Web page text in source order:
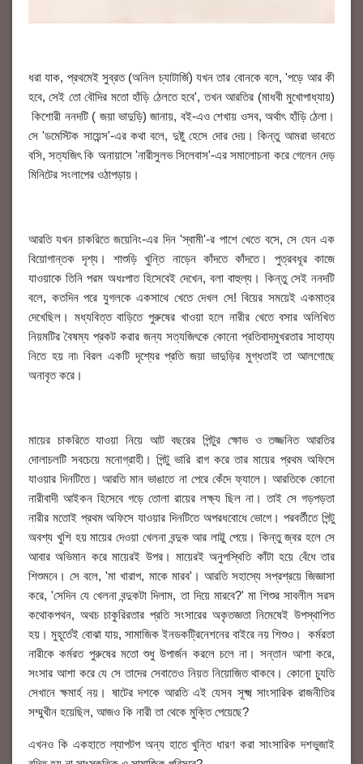
ধরা যাক, প্রথমেই সুব্রত (অনিল চ্যাটার্জি) যখন তার বোনকে বলে, 'পড়ে আর কী
হবে, সেই তো বৌদির মতো হাঁড়ি ঠেলতে হবে', তখন আরতির (মাধবী মুখোপাধ্যায়)
কিশোরী ননদটি ( জয়া ভাদুড়ি) জানায়, বই-এও শেখায় ওসব, অর্থাৎ হাঁড়ি ঠেলা।
সে 'ডমেস্টিক সায়েন্স'-এর কথা বলে, দুষ্টু হেসে দোর দেয়। কিন্তু আমরা ভাবতে
বসি, সত্যজিৎ কি অনায়াসে 'নারীসুলভ সিলেবাস'-এর সমালোচনা করে গেলেন দেড়
মিনিটের সংলাপের ওঠাপড়ায়।
আরতি যখন চাকরিতে জয়েনিং-এর দিন 'স্বামী'-র পাশে খেতে বসে, সে যেন এক
বিয়োগান্তক দৃশ্য। শাশুড়ি খুন্তি নাড়েন কাঁদতে কাঁদতে। পুত্রবধূর কাজে
যাওয়াকে তিনি পরম অধঃপাত হিসেবেই দেখেন, বলা বাহুল্য। কিন্তু সেই ননদটি
বলে, কতদিন পরে যুগলকে একসাথে খেতে দেখল সে! বিয়ের সময়েই একমাত্র
দেখেছিল। মধ্যবিত্ত বাড়িতে পুরুষের খাওয়া হলে নারীর খেতে বসার অলিখিত
নিয়মটির বৈষম্য প্রকট করার জন্য সত্যজিৎকে কোনো প্রতিবাদমুখরতার সাহায্য
নিতে হয় না৷ বিরল একটি দৃশ্যের প্রতি জয়া ভাদুড়ির মুগ্ধতাই তা আলগোছে
অনাবৃত করে।
মায়ের চাকরিতে যাওয়া নিয়ে আট বছরের পিন্টুর ক্ষোভ ও তজ্জনিত আরতির
দোলাচলটি সবচেয়ে মনোগ্রাহী। পিন্টু ভারি রাগ করে তার মায়ের প্রথম অফিসে
যাওয়ার দিনটিতে। আরতি মান ভাঙাতে না পেরে কেঁদে ফ্যালে। আরতিকে কোনো
নারীবাদী আইকন হিসেবে গড়ে তোলা রায়ের লক্ষ্য ছিল না। তাই সে গড়পড়তা
নারীর মতোই প্রথম অফিসে যাওয়ার দিনটিতে অপরধবোধে ভোগে। পরবর্তীতে পিন্টু
অবশ্য খুশি হয় মায়ের দেওয়া খেলনা বন্দুক আর লাট্টু পেয়ে। কিন্তু জ্বর হলে সে
আবার অভিমান করে মায়েরই উপর। মায়েরই অনুপস্থিতি কাঁটা হয়ে বেঁধে তার
শিশুমনে। সে বলে, 'মা খারাপ, মাকে মারব'। আরতি সহাস্যে সপ্রশ্রয়ে জিজ্ঞাসা
করে, 'সেদিন যে খেলনা বন্দুকটা দিলাম, তা দিয়ে মারবে?' মা শিশুর সাবলীল সরস
কথোকপথন, অথচ চাকুরিরতার প্রতি সংসারের অকৃতজ্ঞতা নিমেষেই উপস্থাপিত
হয়। মুহূর্তেই বোঝা যায়, সামাজিক ইনডকট্রিনেশনের বাইরে নয় শিশুও। কর্মরতা
নারীকে কর্মরত পুরুষের মতো শুধু উপার্জন করলে চলে না। সন্তান আশা করে,
সংসার আশা করে যে সে তাদের সেবাতেও নিয়ত নিয়োজিত থাকবে। কোনো চ্যুতি
সেখানে ক্ষমার্হ নয়। ষাটের দশকে আরতি এই যেসব সূক্ষ্ম সাংসারিক রাজনীতির
সম্মুখীন হয়েছিল, আজও কি নারী তা থেকে মুক্তি পেয়েছে?
এখনও কি একহাতে ল্যাপটপ অন্য হাতে খুন্তি ধারণ করা সাংসারিক দশভুজাই